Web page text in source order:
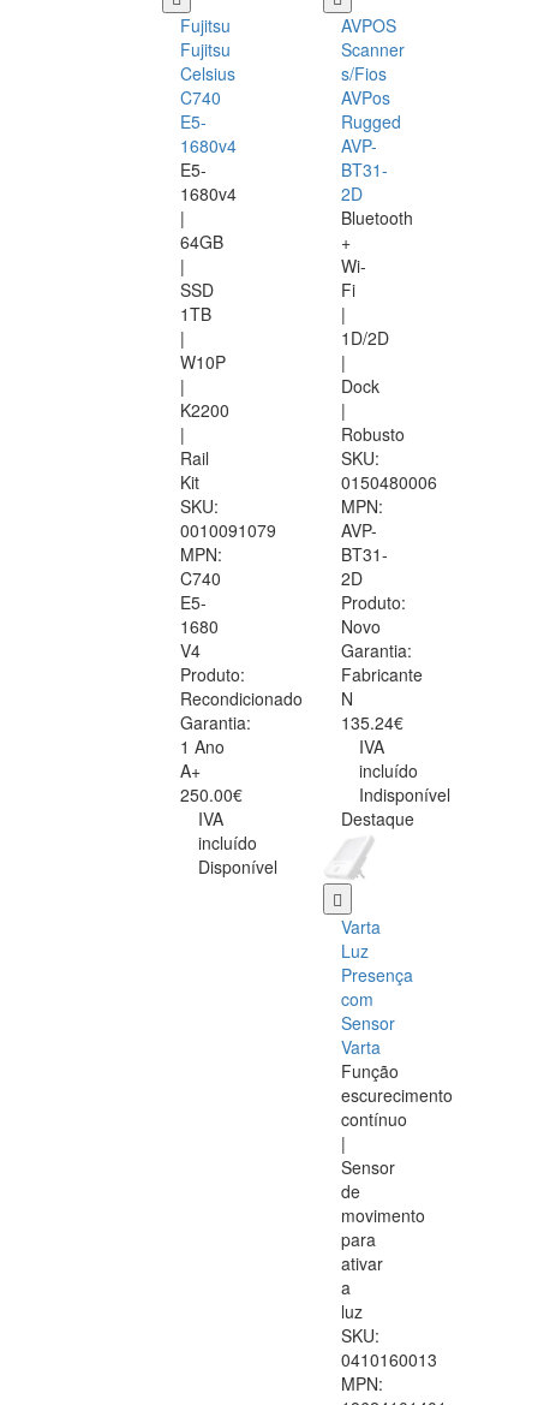
Fujitsu
Fujitsu
Celsius
C740
E5-
1680v4
E5-
1680v4
|
64GB
|
SSD
1TB
|
W10P
|
K2200
|
Rail
Kit
SKU:
0010091079
MPN:
C740
E5-
1680
V4
Produto:
Recondicionado
Garantia:
1 Ano
A+
250.00€
IVA
incluído
Disponível
AVPOS
Scanner
s/Fios
AVPos
Rugged
AVP-
BT31-
2D
Bluetooth
+
Wi-
Fi
|
1D/2D
|
Dock
|
Robusto
SKU:
0150480006
MPN:
AVP-
BT31-
2D
Produto:
Novo
Garantia:
Fabricante
N
135.24€
IVA
incluído
Indisponível
Destaque
Varta
Luz
Presença
com
Sensor
Varta
Função
escurecimento
contínuo
|
Sensor
de
movimento
para
ativar
a
luz
SKU:
0410160013
MPN: